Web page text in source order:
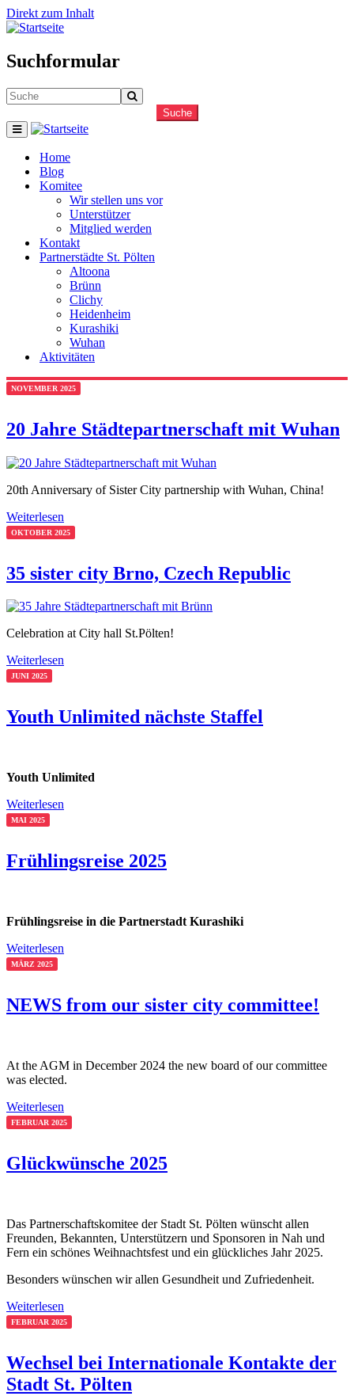
Direkt zum Inhalt
Suchformular
Suche
Home
Blog
Komitee
Wir stellen uns vor
Unterstützer
Mitglied werden
Kontakt
Partnerstädte St. Pölten
Altoona
Brünn
Clichy
Heidenheim
Kurashiki
Wuhan
Aktivitäten
NOVEMBER 2025
20 Jahre Städtepartnerschaft mit Wuhan
20th Anniversary of Sister City partnership with Wuhan, China!
Weiterlesen
OKTOBER 2025
35 sister city Brno, Czech Republic
Celebration at City hall St.Pölten!
Weiterlesen
JUNI 2025
Youth Unlimited nächste Staffel
Youth Unlimited
Weiterlesen
MAI 2025
Frühlingsreise 2025
Frühlingsreise in die Partnerstadt Kurashiki
Weiterlesen
MÄRZ 2025
NEWS from our sister city committee!
At the AGM in December 2024 the new board of our committee
was elected.
Weiterlesen
FEBRUAR 2025
Glückwünsche 2025
Das Partnerschaftskomitee der Stadt St. Pölten wünscht allen
Freunden, Bekannten, Unterstützern und Sponsoren in Nah und
Fern ein schönes Weihnachtsfest und ein glückliches Jahr 2025.
Besonders wünschen wir allen Gesundheit und Zufriedenheit.
Weiterlesen
FEBRUAR 2025
Wechsel bei Internationale Kontakte der
Stadt St. Pölten